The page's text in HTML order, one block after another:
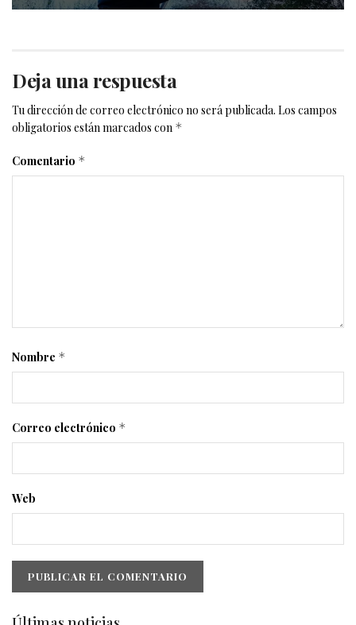
Deja una respuesta
Tu dirección de correo electrónico no será publicada. Los campos
obligatorios están marcados con *
Comentario *
Nombre *
Correo electrónico *
Web